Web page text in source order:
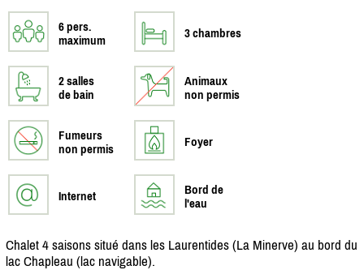
6 pers.
maximum
3 chambres
2 salles
de bain
Animaux
non permis
Fumeurs
non permis
Foyer
Internet
Bord de
l'eau
Chalet 4 saisons situé dans les Laurentides (La Minerve) au bord du
lac Chapleau (lac navigable).